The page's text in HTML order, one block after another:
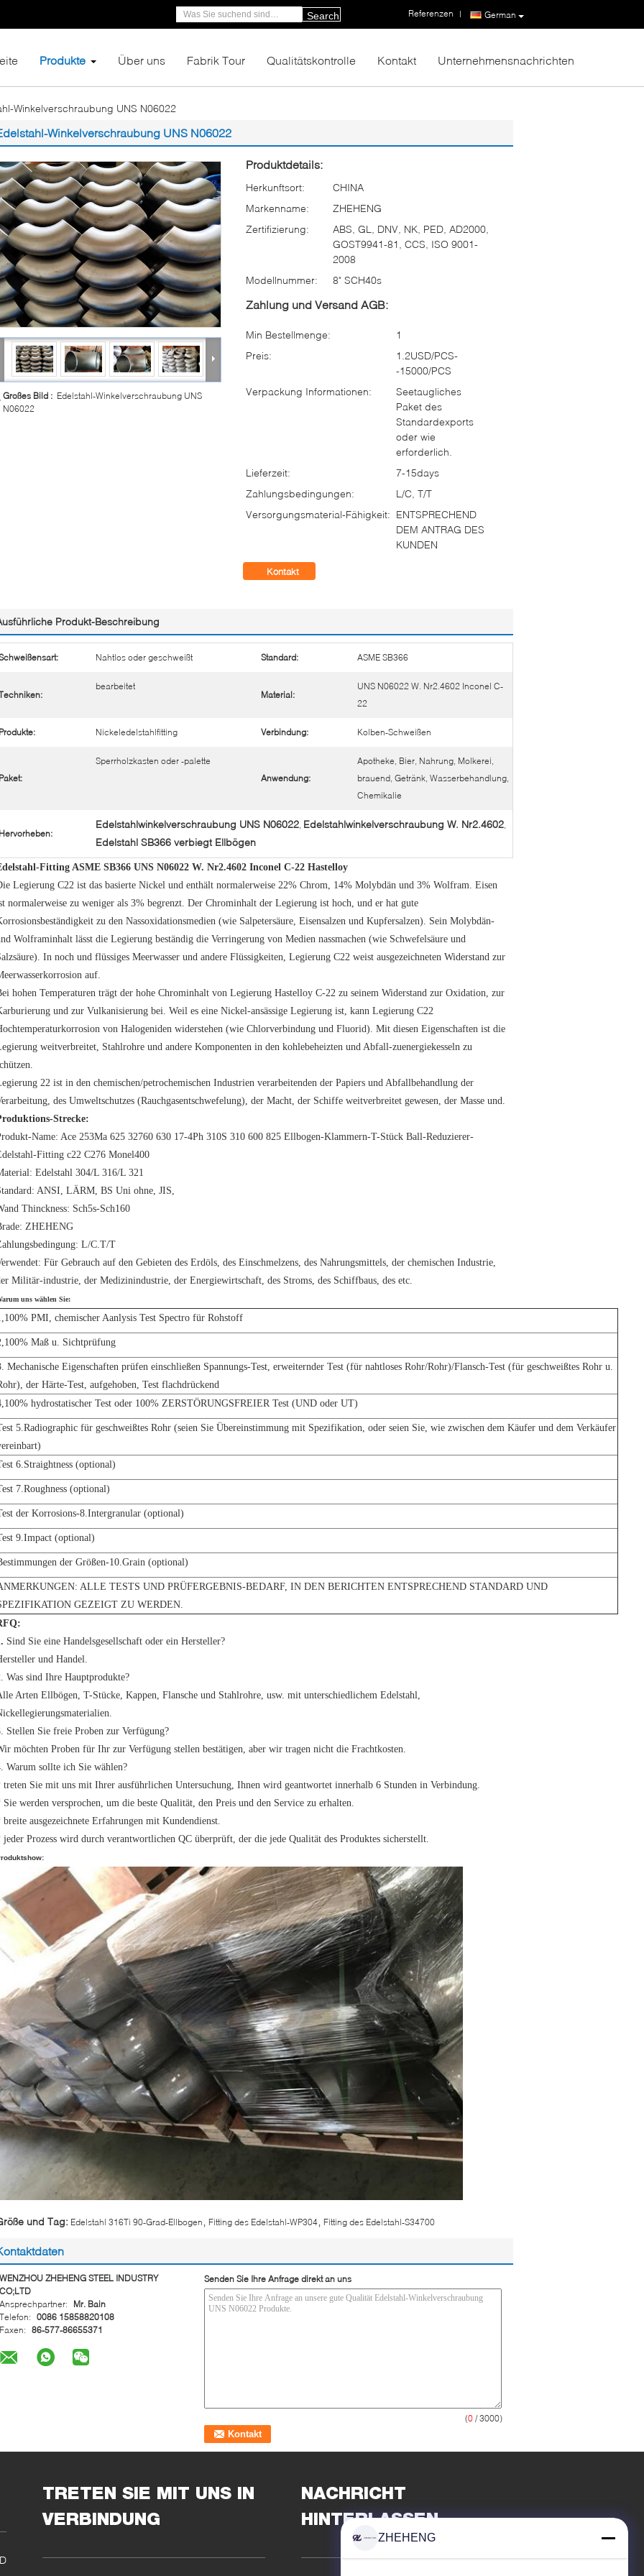
German
Referenzen |
Search
Produkte Über uns Fabrik Tour Qualitätskontrolle Kontakt Unternehmensnachrichten
Winkelverschraubung UNS N06022
Winkelverschraubung UNS N06022
Großes Bild : Edelstahl-Winkelverschraubung UNS
N06022
Produktdetails:
Herkunftsort:
CHINA
Markenname:
ZHEHENG
Zertifizierung:
ABS, GL, DNV, NK, PED, AD2000,
GOST9941-81, CCS, ISO 9001-
2008
Modellnummer:
8" SCH40s
Zahlung und Versand AGB:
Min Bestellmenge:
1
Preis:
1.2USD/PCS-
-15000/PCS
Verpackung Informationen:
Seetaugliches
Paket des
Standardexports
oder wie
erforderlich.
Lieferzeit:
7-15days
Zahlungsbedingungen:
L/C, T/T
Versorgungsmaterial-Fähigkeit: ENTSPRECHEND
DEM ANTRAG DES
KUNDEN
Kontakt
Produkt-Beschreibung
Nahtlos oder geschweißt Standard: ASME SB366
bearbeitet
Material:
UNS N06022 W. Nr2.4602 Inconel C-
22
Produkte: Nickeledelstahlfitting Verbindung: Kolben-Schweißen
Paket:
Sperrholzkasten oder -palette
Anwendung:
Apotheke, Bier, Nahrung, Molkerei,
brauend, Getränk, Wasserbehandlung,
Chemikalie
Hervorheben:
Edelstahlwinkelverschraubung UNS N06022, Edelstahlwinkelverschraubung W. Nr2.4602,
Edelstahl SB366 verbiegt Ellbögen
Fitting ASME SB366 UNS N06022 W. Nr2.4602 Inconel C-22 Hastelloy
Legierung C22 ist das basierte Nickel und enthält normalerweise 22% Chrom, 14% Molybdän und 3% Wolfram. Eisen
normalerweise zu weniger als 3% begrenzt. Der Chrominhalt der Legierung ist hoch, und er hat gute
zu den Nassoxidationsmedien (wie Salpetersäure, Eisensalzen und Kupfersalzen). Sein Molybdän-
Wolframinhalt lässt die Legierung beständig die Verringerung von Medien nassmachen (wie Schwefelsäure und
In noch und flüssiges Meerwasser und andere Flüssigkeiten, Legierung C22 weist ausgezeichneten Widerstand zur
auf.
hohen Temperaturen trägt der hohe Chrominhalt von Legierung Hastelloy C-22 zu seinem Widerstand zur Oxidation, zur
und zur Vulkanisierung bei. Weil es eine Nickel-ansässige Legierung ist, kann Legierung C22
von Halogeniden widerstehen (wie Chlorverbindung und Fluorid). Mit diesen Eigenschaften ist die
weitverbreitet, Stahlrohre und andere Komponenten in den kohlebeheizten und Abfall-zuenergiekesseln zu
22 ist in den chemischen/petrochemischen Industrien verarbeitenden der Papiers und Abfallbehandlung der
des Umweltschutzes (Rauchgasentschwefelung), der Macht, der Schiffe weitverbreitet gewesen, der Masse und.
Strecke:
Name: Ace 253Ma 625 32760 630 17-4Ph 310S 310 600 825 Ellbogen-Klammern-T-Stück Ball-Reduzierer-
Fitting c22 C276 Monel400
Edelstahl 304/L 316/L 321
ANSI, LÄRM, BS Uni ohne, JIS,
Thinckness: Sch5s-Sch160
ZHEHENG
L/C.T/T
Für Gebrauch auf den Gebieten des Erdöls, des Einschmelzens, des Nahrungsmittels, der chemischen Industrie,
Militär-industrie, der Medizinindustrie, der Energiewirtschaft, des Stroms, des Schiffbaus, des etc.
uns wählen Sie:
PMI, chemischer Aanlysis Test Spectro für Rohstoff
Maß u. Sichtprüfung
Mechanische Eigenschaften prüfen einschließen Spannungs-Test, erweiternder Test (für nahtloses Rohr/Rohr)/Flansch-Test (für geschweißtes Rohr u.
der Härte-Test, aufgehoben, Test flachdrückend
hydrostatischer Test oder 100% ZERSTÖRUNGSFREIER Test (UND oder UT)
5.Radiographic für geschweißtes Rohr (seien Sie Übereinstimmung mit Spezifikation, oder seien Sie, wie zwischen dem Käufer und dem Verkäufer
6.Straightness (optional)
7.Roughness (optional)
der Korrosions-8.Intergranular (optional)
9.Impact (optional)
der Größen-10.Grain (optional)
ALLE TESTS UND PRÜFERGEBNIS-BEDARF, IN DEN BERICHTEN ENTSPRECHEND STANDARD UND
GEZEIGT ZU WERDEN.
Sind Sie eine Handelsgesellschaft oder ein Hersteller?
und Handel.
Was sind Ihre Hauptprodukte?
Arten Ellbögen, T-Stücke, Kappen, Flansche und Stahlrohre, usw. mit unterschiedlichem Edelstahl,
Stellen Sie freie Proben zur Verfügung?
möchten Proben für Ihr zur Verfügung stellen bestätigen, aber wir tragen nicht die Frachtkosten.
Warum sollte ich Sie wählen?
treten Sie mit uns mit Ihrer ausführlichen Untersuchung, Ihnen wird geantwortet innerhalb 6 Stunden in Verbindung.
Sie werden versprochen, um die beste Qualität, den Preis und den Service zu erhalten.
breite ausgezeichnete Erfahrungen mit Kundendienst.
jeder Prozess wird durch verantwortlichen QC überprüft, der die jede Qualität des Produktes sicherstellt.
und Tag: Edelstahl 316Ti 90-Grad-Ellbogen Fitting des Edelstahl-WP304 Fitting des Edelstahl-S34700
WENZHOU ZHEHENG STEEL INDUSTRY
CO;LTD
Ansprechpartner:
Mr. Bain
Telefon: 0086 15858820108
Faxen: 86-577-86655371
Senden Sie Ihre Anfrage direkt an uns
(0 / 3000)
TRETEN SIE MIT UNS IN
VERBINDUNG
NACHRICHT
HINTERLASSEN
ZHEHENG